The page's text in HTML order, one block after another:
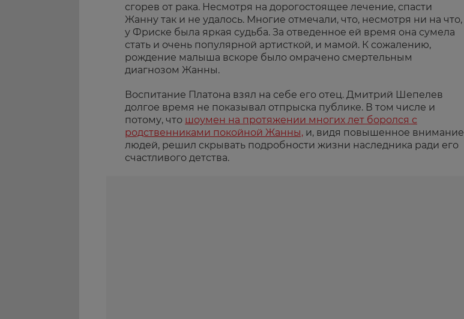
сгорев от рака. Несмотря на дорогостоящее лечение, спасти
Жанну так и не удалось. Многие отмечали, что, несмотря ни на что,
у Фриске была яркая судьба. За отведенное ей время она сумела
стать и очень популярной артисткой, и мамой. К сожалению,
рождение малыша вскоре было омрачено смертельным
диагнозом Жанны.
Воспитание Платона взял на себе его отец. Дмитрий Шепелев
долгое время не показывал отпрыска публике. В том числе и
потому, что шоумен на протяжении многих лет боролся с
родственниками покойной Жанны, и, видя повышенное внимание
людей, решил скрывать подробности жизни наследника ради его
счастливого детства.